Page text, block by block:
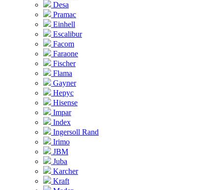
Desa
Pramac
Einhell
Escalibur
Facom
Faraone
Fischer
Flama
Gayner
Hepyc
Hisense
Impar
Index
Ingersoll Rand
Irimo
JBM
Juba
Karcher
Kraft